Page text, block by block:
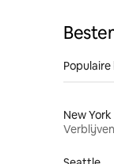
New York